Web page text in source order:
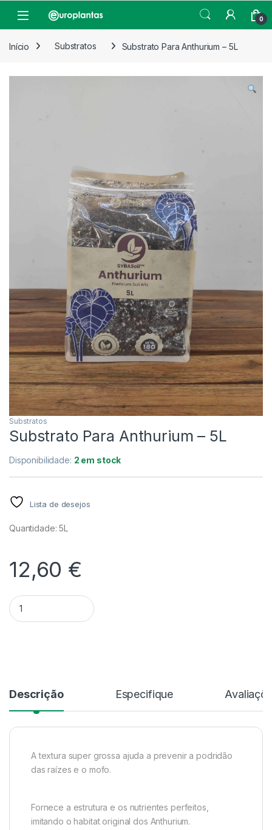
Open 0
Início Substratos Substrato Para Anthurium – 5L
Substratos
Substrato Para Anthurium – 5L
Disponibilidade: 2 em stock
Lista de desejos
Quantidade: 5L
12,60 €
Quantidade Substrato Para Anthurium - 5L
Descrição Especifique
A textura super grossa ajuda a prevenir a podridão
das raízes e o mofo.
Fornece a estrutura e os nutrientes perfeitos,
imitando o habitat original dos Anthurium.